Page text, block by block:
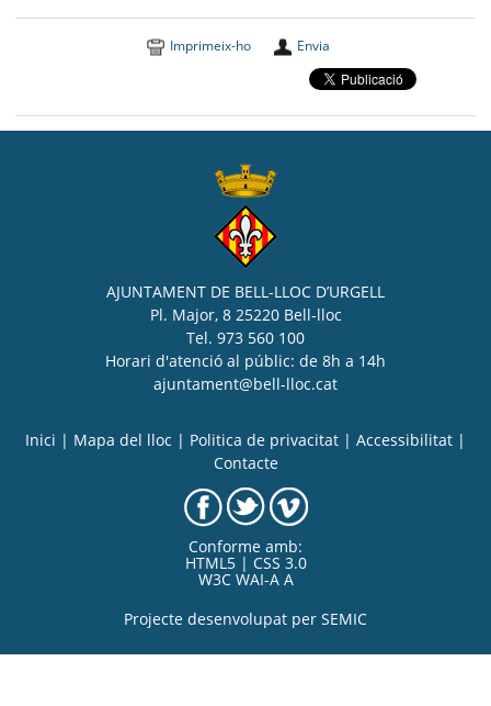
Imprimeix-ho Envia
AJUNTAMENT DE BELL-LLOC D’URGELL
Pl. Major, 8 25220 Bell-lloc
Tel. 973 560 100
Horari d'atenció al públic: de 8h a 14h
ajuntament@bell-lloc.cat
Inici | Mapa del lloc | Politica de privacitat | Accessibilitat |
Contacte
Conforme amb:
HTML5 | CSS 3.0
W3C WAI-A A
Projecte desenvolupat per SEMIC